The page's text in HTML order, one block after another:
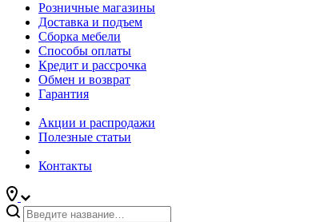
Розничные магазины
Доставка и подъем
Сборка мебели
Способы оплаты
Кредит и рассрочка
Обмен и возврат
Гарантия
Акции и распродажи
Полезные статьи
Контакты